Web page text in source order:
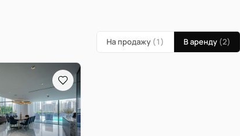
На продажу (1) В аренду (2)